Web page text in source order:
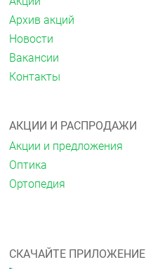
Архив акций
Новости
Вакансии
Контакты
АКЦИИ И РАСПРОДАЖИ
Акции и предложения
Оптика
Ортопедия
СКАЧАЙТЕ ПРИЛОЖЕНИЕ